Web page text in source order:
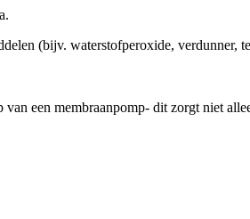
(bijv. waterstofperoxide, verdunner,
een membraanpomp- dit zorgt niet